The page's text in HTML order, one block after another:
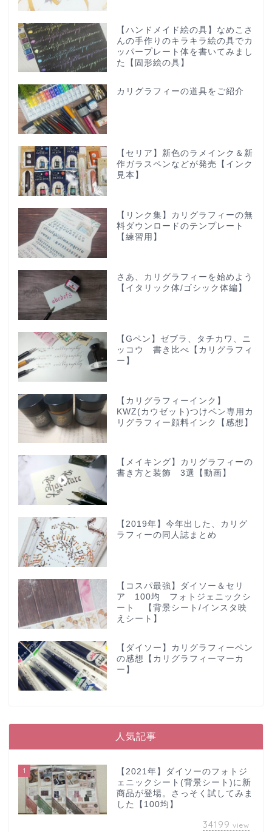
【ハンドメイド絵の具】なめこさ
んの手作りのキラキラ絵の具でカ
ッパープレート体を書いてみまし
た【固形絵の具】
カリグラフィーの道具をご紹介
【セリア】新色のラメインク＆新
作ガラスペンなどが発売【インク
見本】
【リンク集】カリグラフィーの無
料ダウンロードのテンプレート
【練習用】
さあ、カリグラフィーを始めよう
【イタリック体/ゴシック体編】
【Gペン】ゼブラ、タチカワ、ニ
ッコウ 書き比べ【カリグラフィ
ー】
【カリグラフィーインク】
KWZ(カウゼット)つけペン専用カ
リグラフィー顔料インク【感想】
【メイキング】カリグラフィーの
書き方と装飾 3選【動画】
【2019年】今年出した、カリグ
ラフィーの同人誌まとめ
【コスパ最強】ダイソー＆セリ
ア 100均 フォトジェニックシ
ート 【背景シート/インスタ映
えシート】
【ダイソー】カリグラフィーペン
の感想【カリグラフィーマーカ
ー】
人気記事
1
【2021年】ダイソーのフォトジ
ェニックシート(背景シート)に新
商品が登場。さっそく試してみま
した【100均】
34199 view